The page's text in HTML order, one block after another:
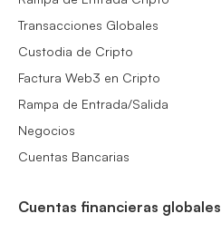
Transacciones Globales
Custodia de Cripto
Factura Web3 en Cripto
Rampa de Entrada/Salida
Negocios
Cuentas Bancarias
Cuentas financieras globales